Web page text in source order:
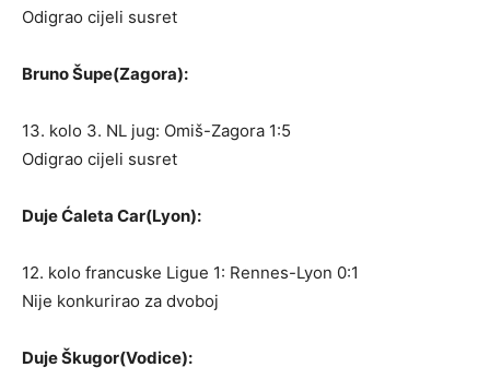
Odigrao cijeli susret
Bruno Šupe(Zagora):
13. kolo 3. NL jug: Omiš-Zagora 1:5
Odigrao cijeli susret
Duje Ćaleta Car(Lyon):
12. kolo francuske Ligue 1: Rennes-Lyon 0:1
Nije konkurirao za dvoboj
Duje Škugor(Vodice):